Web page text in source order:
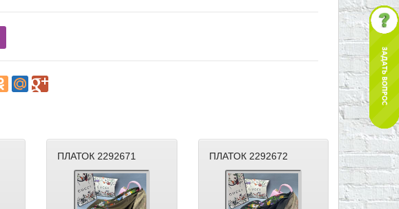
ПЛАТОК 2292671 ПЛАТОК 2292672